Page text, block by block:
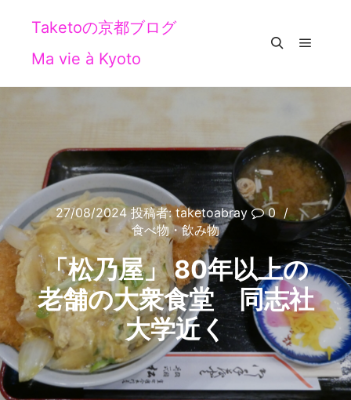
Taketoの京都ブログ
Ma vie à Kyoto
27/08/2024投稿者:taketoabray
0
食べ物・飲み物
「松乃屋」 80年以上の
老舗の大衆食堂 同志社
大学近く